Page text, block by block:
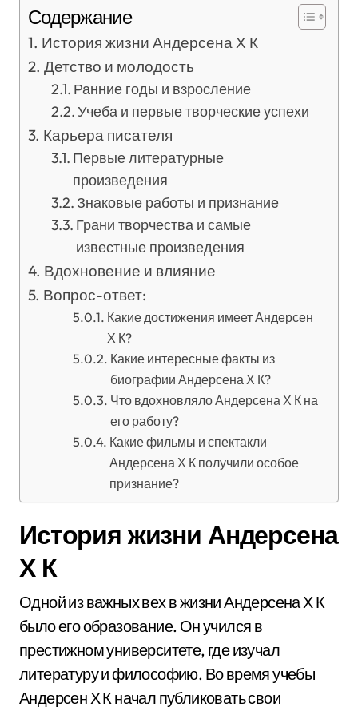
Содержание
История жизни Андерсена Х К
Детство и молодость
Ранние годы и взросление
Учеба и первые творческие успехи
Карьера писателя
Первые литературные
произведения
Знаковые работы и признание
Грани творчества и самые
известные произведения
Вдохновение и влияние
Вопрос-ответ:
Какие достижения имеет Андерсен
Х К?
Какие интересные факты из
биографии Андерсена Х К?
Что вдохновляло Андерсена Х К на
его работу?
Какие фильмы и спектакли
Андерсена Х К получили особое
признание?
История жизни Андерсена
Х К
Одной из важных вех в жизни Андерсена Х К
было его образование. Он учился в
престижном университете, где изучал
литературу и философию. Во время учебы
Андерсен Х К начал публиковать свои